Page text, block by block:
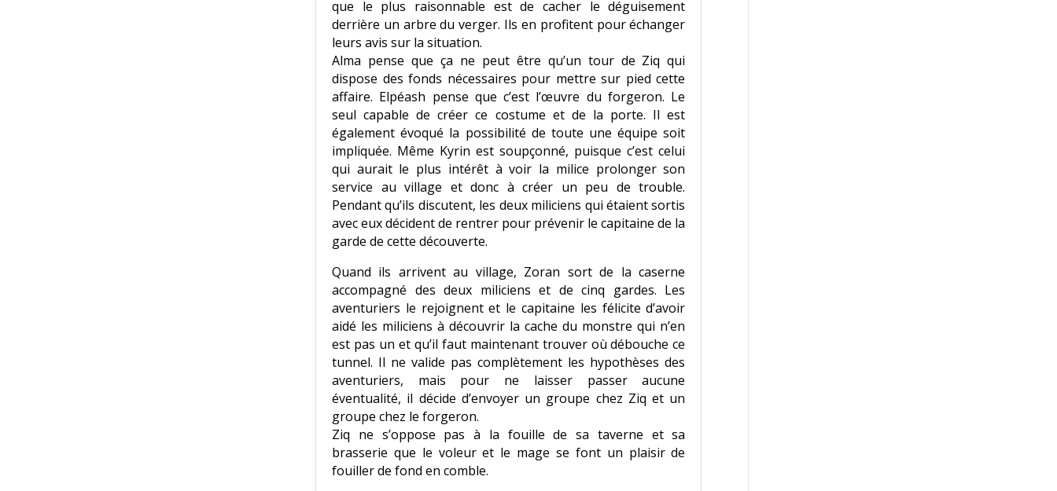
que le plus raisonnable est de cacher le déguisement
derrière un arbre du verger. Ils en profitent pour échanger
leurs avis sur la situation.
Alma pense que ça ne peut être qu’un tour de Ziq qui
dispose des fonds nécessaires pour mettre sur pied cette
affaire. Elpéash pense que c’est l’œuvre du forgeron. Le
seul capable de créer ce costume et de la porte. Il est
également évoqué la possibilité de toute une équipe soit
impliquée. Même Kyrin est soupçonné, puisque c’est celui
qui aurait le plus intérêt à voir la milice prolonger son
service au village et donc à créer un peu de trouble.
Pendant qu’ils discutent, les deux miliciens qui étaient sortis
avec eux décident de rentrer pour prévenir le capitaine de la
garde de cette découverte.
Quand ils arrivent au village, Zoran sort de la caserne
accompagné des deux miliciens et de cinq gardes. Les
aventuriers le rejoignent et le capitaine les félicite d’avoir
aidé les miliciens à découvrir la cache du monstre qui n’en
est pas un et qu’il faut maintenant trouver où débouche ce
tunnel. Il ne valide pas complètement les hypothèses des
aventuriers, mais pour ne laisser passer aucune
éventualité, il décide d’envoyer un groupe chez Ziq et un
groupe chez le forgeron.
Ziq ne s’oppose pas à la fouille de sa taverne et sa
brasserie que le voleur et le mage se font un plaisir de
fouiller de fond en comble.